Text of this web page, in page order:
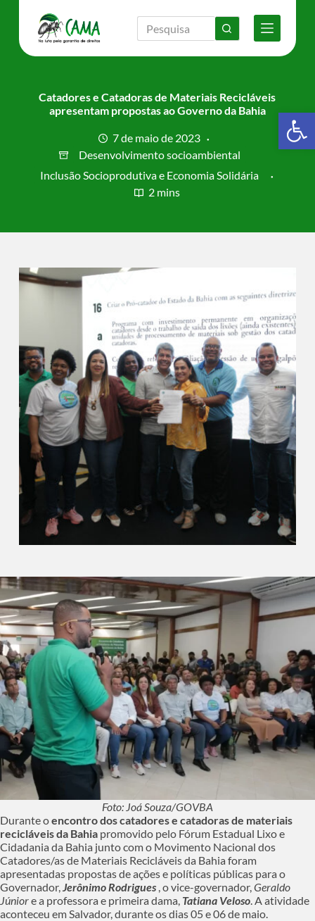
Barra de Ferramentas Aberta
Catadores e Catadoras de Materiais Recicláveis
apresentam propostas ao Governo da Bahia
7 de maio de 2023
Desenvolvimento socioambiental
Inclusão Socioprodutiva e Economia Solidária
2 mins
Foto: Joá Souza/GOVBA
Durante oencontro dos catadores e catadoras de materiais
recicláveis da Bahia promovido pelo Fórum Estadual Lixo e
Cidadania da Bahia junto com o Movimento Nacional dos
Catadores/as de Materiais Recicláveis da Bahia foram
apresentadas propostas de ações e políticas públicas para o
Governador, Jerônimo Rodrigues , o vice-governador, Geraldo
Júniore a professora e primeira dama, Tatiana Veloso . A atividade
aconteceu em Salvador, durante os dias 05 e 06 de maio.